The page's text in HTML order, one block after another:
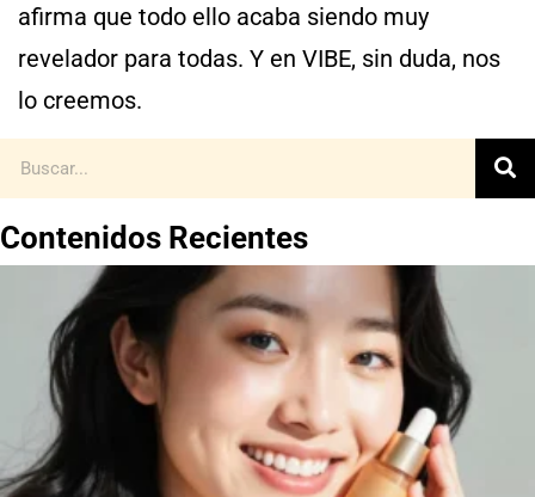
afirma que todo ello acaba siendo muy
revelador para todas. Y en VIBE, sin duda, nos
lo creemos.
Contenidos Recientes